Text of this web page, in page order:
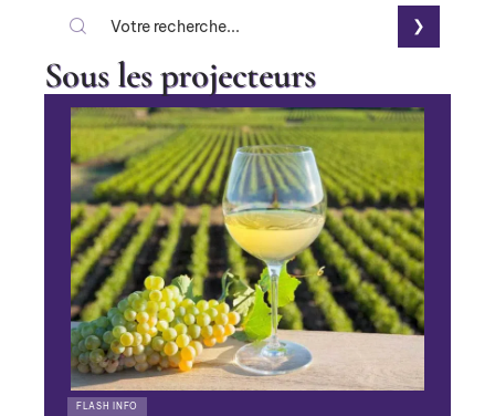
Sous les projecteurs
FLASH INFO